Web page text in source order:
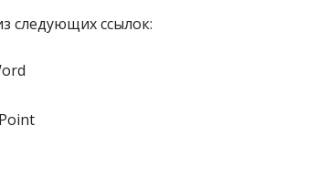
следующих ссылок: